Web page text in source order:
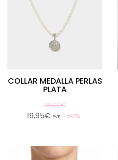
COLLAR MEDALLA PERLAS
PLATA
39,90€
19,95€ PVP 50%